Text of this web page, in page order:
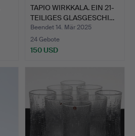
TAPIO WIRKKALA. EIN 21-
TEILIGES GLASGESCHI…
Beendet 14. Mär 2025
24 Gebote
150 USD